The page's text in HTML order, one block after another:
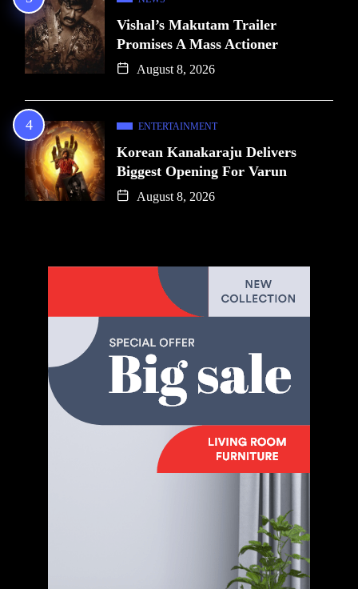
Vishal’s Makutam Trailer
Promises A Mass Actioner
August 8, 2026
ENTERTAINMENT
Korean Kanakaraju Delivers
Biggest Opening For Varun
August 8, 2026